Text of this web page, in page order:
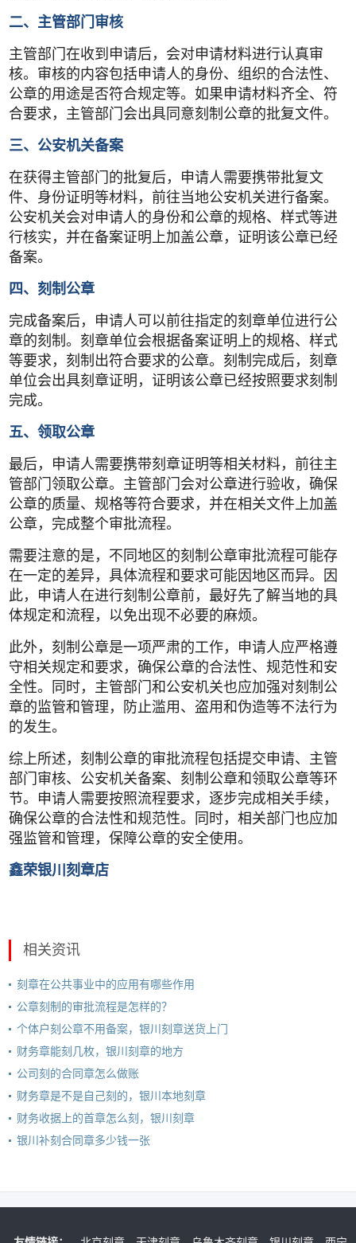
二、主管部门审核
主管部门在收到申请后，会对申请材料进行认真审
核。审核的内容包括申请人的身份、组织的合法性、
公章的用途是否符合规定等。如果申请材料齐全、符
合要求，主管部门会出具同意刻制公章的批复文件。
三、公安机关备案
在获得主管部门的批复后，申请人需要携带批复文
件、身份证明等材料，前往当地公安机关进行备案。
公安机关会对申请人的身份和公章的规格、样式等进
行核实，并在备案证明上加盖公章，证明该公章已经
备案。
四、刻制公章
完成备案后，申请人可以前往指定的刻章单位进行公
章的刻制。刻章单位会根据备案证明上的规格、样式
等要求，刻制出符合要求的公章。刻制完成后，刻章
单位会出具刻章证明，证明该公章已经按照要求刻制
完成。
五、领取公章
最后，申请人需要携带刻章证明等相关材料，前往主
管部门领取公章。主管部门会对公章进行验收，确保
公章的质量、规格等符合要求，并在相关文件上加盖
公章，完成整个审批流程。
需要注意的是，不同地区的刻制公章审批流程可能存
在一定的差异，具体流程和要求可能因地区而异。因
此，申请人在进行刻制公章前，最好先了解当地的具
体规定和流程，以免出现不必要的麻烦。
此外，刻制公章是一项严肃的工作，申请人应严格遵
守相关规定和要求，确保公章的合法性、规范性和安
全性。同时，主管部门和公安机关也应加强对刻制公
章的监管和管理，防止滥用、盗用和伪造等不法行为
的发生。
综上所述，刻制公章的审批流程包括提交申请、主管
部门审核、公安机关备案、刻制公章和领取公章等环
节。申请人需要按照流程要求，逐步完成相关手续，
确保公章的合法性和规范性。同时，相关部门也应加
强监管和管理，保障公章的安全使用。
鑫荣银川刻章店
相关资讯
刻章在公共事业中的应用有哪些作用
公章刻制的审批流程是怎样的？
个体户刻公章不用备案，银川刻章送货上门
财务章能刻几枚，银川刻章的地方
公司刻的合同章怎么做账
财务章是不是自己刻的，银川本地刻章
财务收据上的首章怎么刻，银川刻章
银川补刻合同章多少钱一张